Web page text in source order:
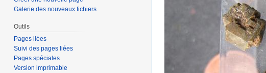
Galerie des nouveaux fichiers
Outils
Pages liées
Suivi des pages liées
Pages spéciales
Version imprimable